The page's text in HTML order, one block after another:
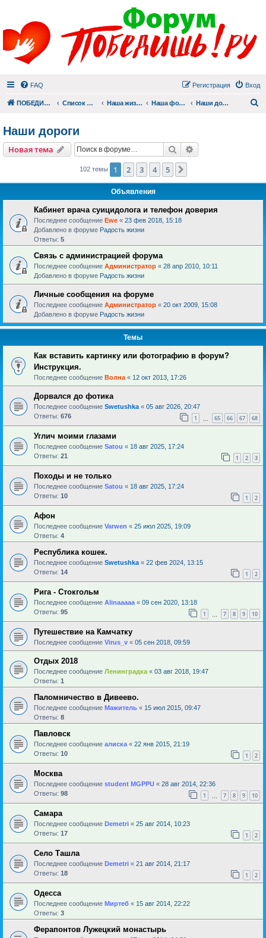
FAQ Вход
Регистрация
ПОБЕДИШЬ.РУ Список форумов Наша жизнь (не всё же о суициде!) Наша фотогалерея Наши дороги
Наши дороги
Новая тема Поиск
102 темы 1 2 3 4 5
Объявления
Кабинет врача суицидолога и телефон доверия
Последнее сообщение Ewe « 23 фев 2018, 15:18
Добавлено в форуме Радость жизни
Ответы: 5
Связь с администрацией форума
Последнее сообщение Администратор « 28 апр 2010, 10:11
Добавлено в форуме Радость жизни
Личные сообщения на форуме
Последнее сообщение Администратор « 20 окт 2009, 15:08
Добавлено в форуме Радость жизни
Темы
Как вставить картинку или фотографию в форум?
Инструкция.
Последнее сообщение Волна « 12 окт 2013, 17:26
Дорвался до фотика
Последнее сообщение Swetushka « 05 авг 2026, 20:47
Ответы: 676 1 65 66 67 68
Углич моими глазами
Последнее сообщение Satou « 18 авг 2025, 17:24
Ответы: 21 1 2 3
Походы и не только
Последнее сообщение Satou « 18 авг 2025, 17:24
Ответы: 10 1 2
Афон
Последнее сообщение Varwen « 25 июл 2025, 19:09
Ответы: 4
Республика кошек.
Последнее сообщение Swetushka « 22 фев 2024, 13:15
Ответы: 14 1 2
Рига - Стокгольм
Последнее сообщение Alinaaaaa « 09 сен 2020, 13:18
Ответы: 95 1 7 8 9 10
Путешествие на Камчатку
Последнее сообщение Virus_v « 05 сен 2018, 09:59
Отдых 2018
Последнее сообщение Ленинградка « 03 авг 2018, 19:47
Ответы: 1
Паломничество в Дивеево.
Последнее сообщение Мажитель « 15 июл 2015, 09:47
Ответы: 8
Павловск
Последнее сообщение алиска « 22 янв 2015, 21:19
Ответы: 10 1 2
Москва
Последнее сообщение student MGPPU « 28 авг 2014, 22:36
Ответы: 98 1 7 8 9 10
Самара
Последнее сообщение Demetri « 25 авг 2014, 10:23
Ответы: 17 1 2
Село Ташла
Последнее сообщение Demetri « 21 авг 2014, 21:17
Ответы: 18 1 2
Одесса
Последнее сообщение Миртеб « 15 авг 2014, 22:22
Ответы: 3
Ферапонтов Лужецкий монастырь